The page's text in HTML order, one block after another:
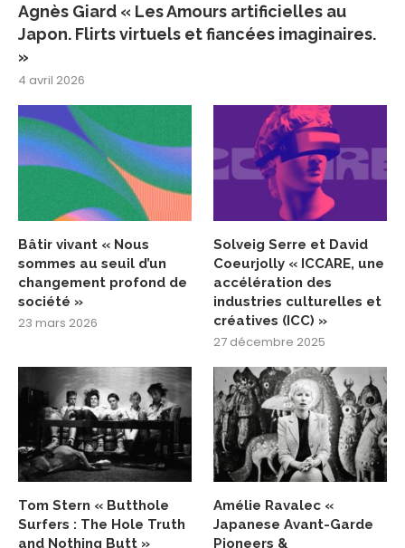
Agnès Giard « Les Amours artificielles au
Japon. Flirts virtuels et fiancées imaginaires.
»
4 avril 2026
Bâtir vivant « Nous
sommes au seuil d’un
changement profond de
société »
23 mars 2026
Solveig Serre et David
Coeurjolly « ICCARE, une
accélération des
industries culturelles et
créatives (ICC) »
27 décembre 2025
Tom Stern « Butthole
Surfers : The Hole Truth
and Nothing Butt »
Amélie Ravalec «
Japanese Avant-Garde
Pioneers &